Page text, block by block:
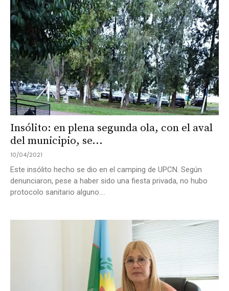
Insólito: en plena segunda ola, con el aval
del municipio, se...
10/04/2021
Este insólito hecho se dio en el camping de UPCN. Según
denunciaron, pese a haber sido una fiesta privada, no hubo
protocolo sanitario alguno....